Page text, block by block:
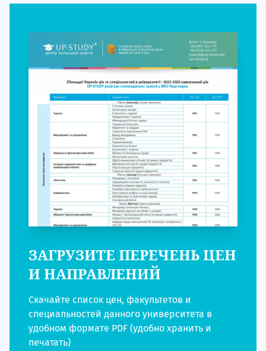
ЗАГРУЗИТЕ ПЕРЕЧЕНЬ ЦЕН
И НАПРАВЛЕНИЙ
Скачайте список цен, факультетов и
специальностей данного университета в
удобном формате PDF (удобно хранить и
печатать)